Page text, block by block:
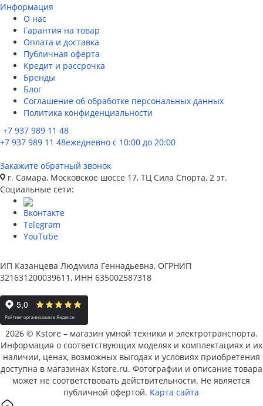
Информация
О нас
Гарантия на товар
Оплата и доставка
Публичная оферта
Кредит и рассрочка
Бренды
Блог
Соглашение об обработке персональных данных
Политика конфиденциальности
+7 937 989 11 48
+7 937 989 11 48ежедневно с 10:00 до 20:00
Закажите обратный звонок
г. Самара, Московское шоссе 17, ТЦ Сила Спорта, 2 эт.
Социальные сети:
Вконтакте
Telegram
YouTube
ИП Казанцева Людмила Геннадьевна, ОГРНИП
321631200039611, ИНН 635002587318
2026 © Kstore – магазин умной техники и электротранспорта.
Информация о соответствующих моделях и комплектациях и их
наличии, ценах, возможных выгодах и условиях приобретения
доступна в магазинах Kstore.ru. Фотографии и описание товара
может не соответствовать действительности. Не является
публичной офертой. Карта сайта